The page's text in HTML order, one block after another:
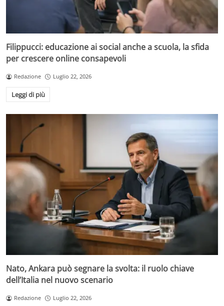
Filippucci: educazione ai social anche a scuola, la sfida
per crescere online consapevoli
Redazione Luglio 22, 2026
Leggi di più
Nato, Ankara può segnare la svolta: il ruolo chiave
dell’Italia nel nuovo scenario
Redazione Luglio 22, 2026